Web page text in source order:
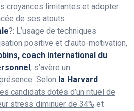
croyances limitantes et adopter
de ses atouts.
?: L’usage de techniques
positive et d’auto-motivation,
coach international du
, s’avère un
Selon la Harvard
les candidats dotés d’un rituel de
stress diminuer de 34% et